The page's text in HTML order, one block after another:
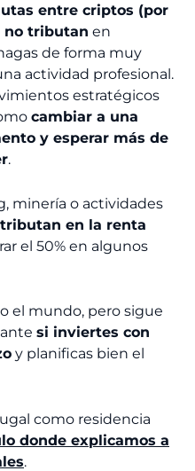
entre criptos (por
no tributan en
de forma muy
actividad profesional.
estratégicos
cambiar a una
y esperar más de
.
minería o actividades
en la renta
el 50% en algunos
el mundo, pero sigue
si inviertes con
y planificas bien el
como residencia
donde explicamos a
.